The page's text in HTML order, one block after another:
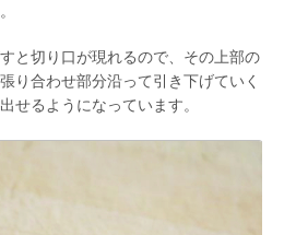
と切り口が現れるので、その上部の
り合わせ部分沿って引き下げていく
せるようになっています。